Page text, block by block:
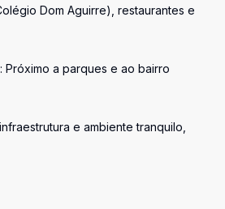
Dom Aguirre), restaurantes e
Próximo a parques e ao bairro
e ambiente tranquilo,